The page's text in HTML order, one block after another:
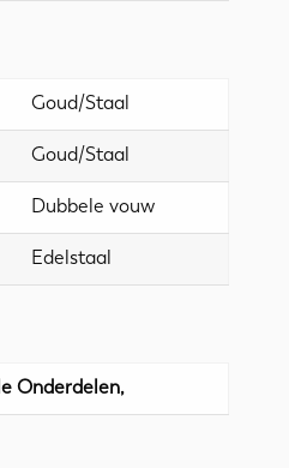
Goud/Staal
Goud/Staal
Dubbele vouw
Edelstaal
Onderdelen,